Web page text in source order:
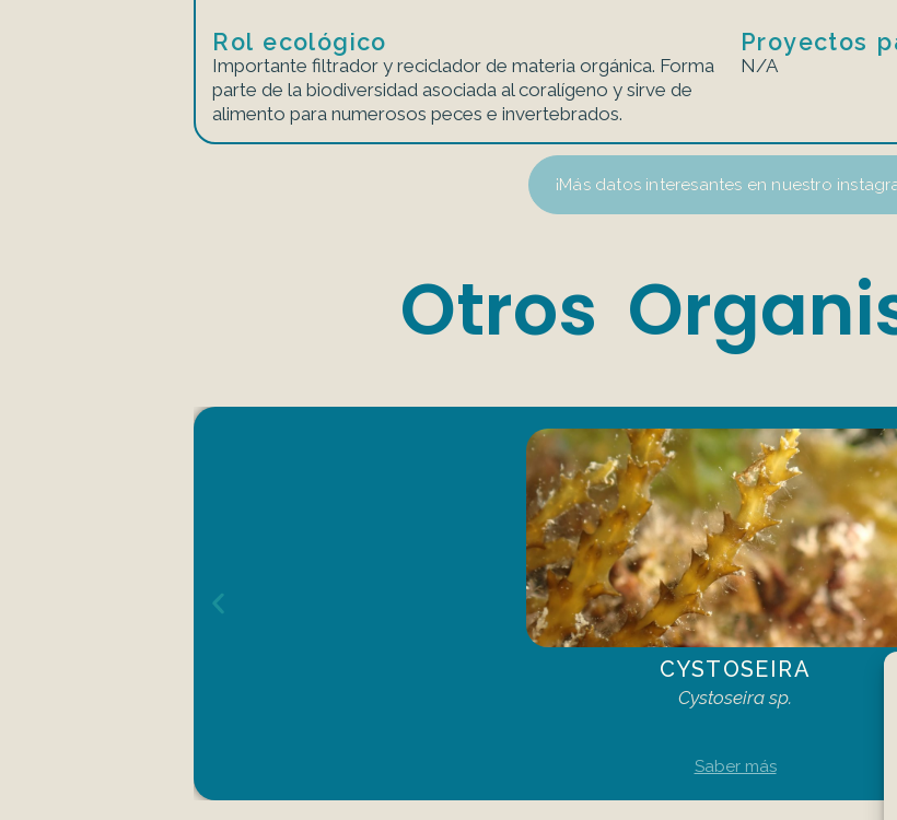
Rol ecológico
Importante filtrador y reciclador de materia orgánica. Forma
parte de la biodiversidad asociada al coralígeno y sirve de
alimento para numerosos peces e invertebrados.
Proyectos
N/A
¡Más datos interesantes en nuestro
Otros
CYSTOSEIRA
Cystoseira sp.
Saber más